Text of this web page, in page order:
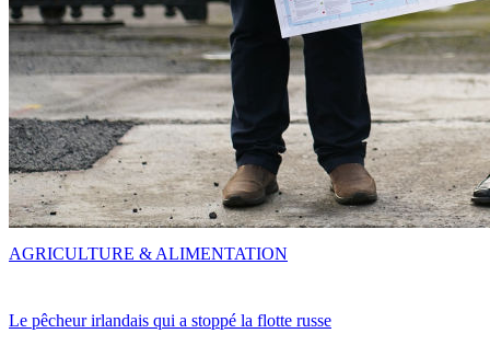
Le pêcheur irlandais qui a stoppé la flotte russe
AGRICULTURE & ALIMENTATION